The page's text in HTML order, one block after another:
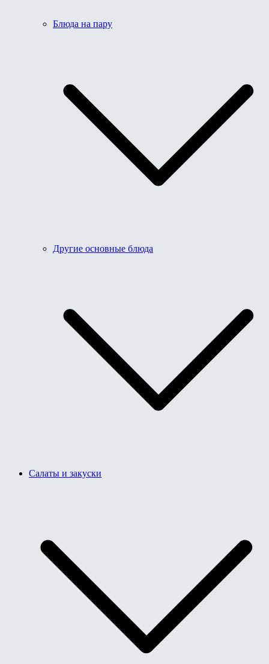
Блюда на пару
Другие основные блюда
Салаты и закуски